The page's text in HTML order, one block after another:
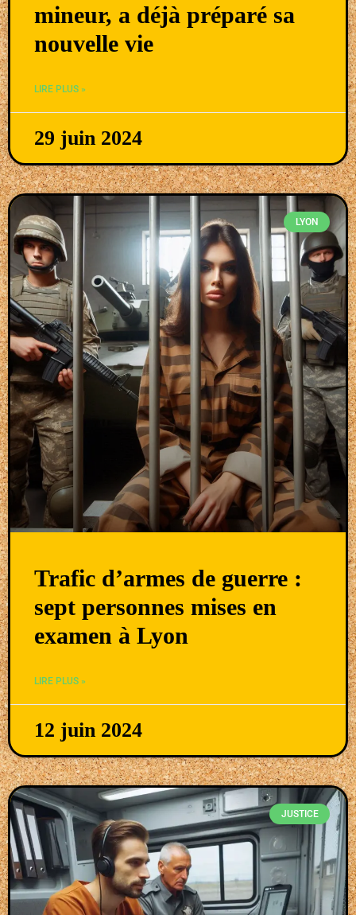
mineur, a déjà préparé sa
nouvelle vie
LIRE PLUS »
29 juin 2024
LYON
Trafic d’armes de guerre :
sept personnes mises en
examen à Lyon
LIRE PLUS »
12 juin 2024
JUSTICE